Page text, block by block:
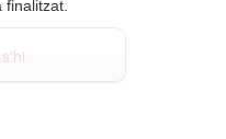
finalitzat.